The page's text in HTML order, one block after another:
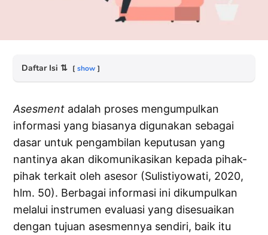
Daftar Isi ⇅ show
Asesment adalah proses mengumpulkan
informasi yang biasanya digunakan sebagai
dasar untuk pengambilan keputusan yang
nantinya akan dikomunikasikan kepada pihak-
pihak terkait oleh asesor (Sulistiyowati, 2020,
hlm. 50). Berbagai informasi ini dikumpulkan
melalui instrumen evaluasi yang disesuaikan
dengan tujuan asesmennya sendiri, baik itu